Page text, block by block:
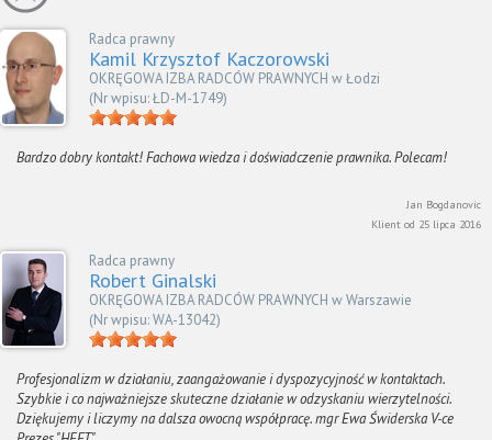
Radca prawny
Kamil Krzysztof Kaczorowski
OKRĘGOWA IZBA RADCÓW PRAWNYCH w Łodzi
(Nr wpisu: ŁD-M-1749)
Bardzo dobry kontakt! Fachowa wiedza i doświadczenie prawnika. Polecam!
Jan Bogdanovic
Klient od 25 lipca 2016
Radca prawny
Robert Ginalski
OKRĘGOWA IZBA RADCÓW PRAWNYCH w Warszawie
(Nr wpisu: WA-13042)
Profesjonalizm w działaniu, zaangażowanie i dyspozycyjność w kontaktach.
Szybkie i co najważniejsze skuteczne działanie w odzyskaniu wierzytelności.
Dziękujemy i liczymy na dalsza owocną współpracę. mgr Ewa Świderska V-ce